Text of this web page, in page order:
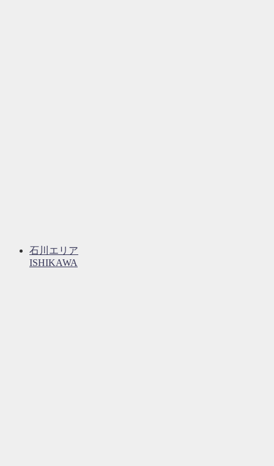
石川エリア
ISHIKAWA